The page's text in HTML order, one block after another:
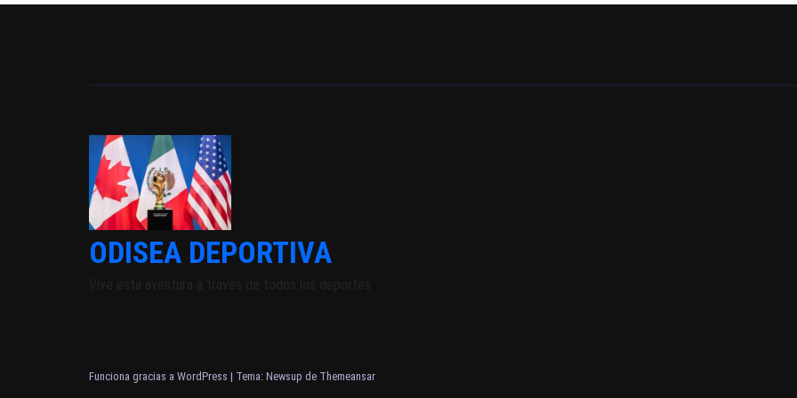
ODISEA DEPORTIVA
Vive esta aventura a través de todos los deportes
Funciona gracias a WordPress | Tema: Newsup de Themeansar